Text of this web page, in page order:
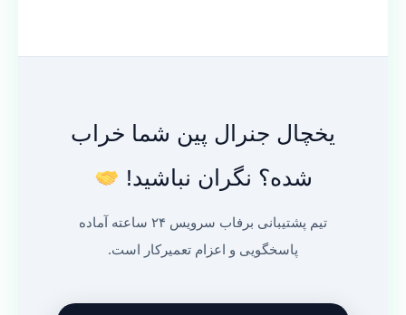
یخچال جنرال پین شما خراب
شده؟ نگران نباشید!
تیم پشتیبانی برفاب سرویس ۲۴ ساعته آماده
پاسخگویی و اعزام تعمیرکار است.